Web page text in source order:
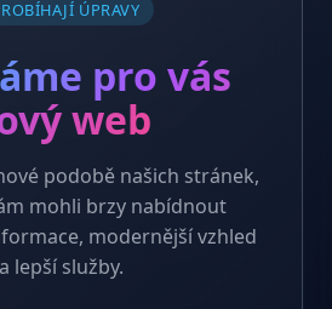
ÚPRAVY
pro vás
web
podobě našich stránek,
mohli brzy nabídnout
modernější vzhled
a lepší služby.